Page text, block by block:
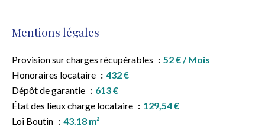
Mentions légales
Provision sur charges récupérables
52 € / Mois
Honoraires locataire
432 €
Dépôt de garantie
613 €
État des lieux charge locataire
129,54 €
Loi Boutin
43.18 m²